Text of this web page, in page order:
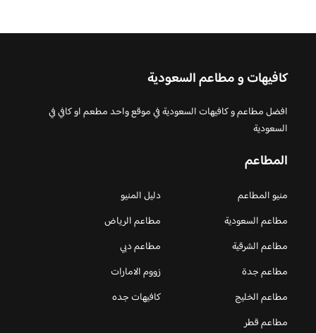
كافيهات و مطاعم السعودية
افضل مطاعم و كافيهات السعودية في موقع واحد مطعم او كافي في
السعودية
المطاعم
منيو المطاعم
دليل المنيو
مطاعم السعودية
مطاعم الرياض
مطاعم الشرقية
مطاعم دبي
مطاعم جدة
زووم الامارات
مطاعم الخليج
كافيهات جده
مطاعم قطر